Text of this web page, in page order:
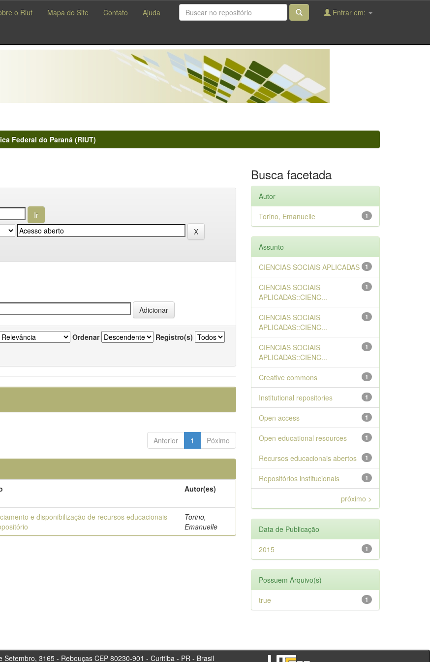
o Riut Mapa do Site Contato Ajuda Entrar em:
Federal do Paraná (RIUT)
Ordenar Registro(s)
Anterior 1 Póximo
Autor(es)
e disponibilização de recursos educacionais
Torino,
Emanuelle
Busca facetada
Autor
1
Torino, Emanuelle
Assunto
1
CIENCIAS SOCIAIS APLICADAS
1
CIENCIAS SOCIAIS
APLICADAS::CIENC...
1
CIENCIAS SOCIAIS
APLICADAS::CIENC...
1
CIENCIAS SOCIAIS
APLICADAS::CIENC...
1
Creative commons
1
Institutional repositories
1
Open access
1
Open educational resources
1
Recursos educacionais abertos
1
Repositórios institucionais
próximo >
Data de Publicação
1
2015
Possuem Arquivo(s)
1
true
3165 - Rebouças CEP 80230-901 - Curitiba - PR - Brasil